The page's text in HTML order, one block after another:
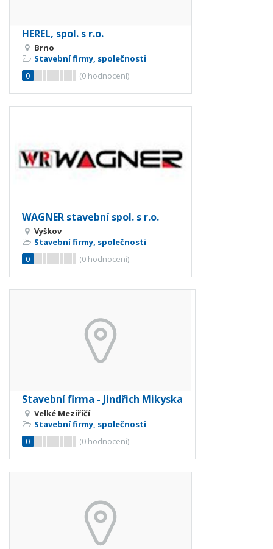
HEREL, spol. s r.o.
Brno
Stavební firmy, společnosti
0
(0 hodnocení)
WAGNER stavební spol. s r.o.
Vyškov
Stavební firmy, společnosti
0
(0 hodnocení)
Stavební firma - Jindřich Mikyska
Velké Meziříčí
Stavební firmy, společnosti
0
(0 hodnocení)